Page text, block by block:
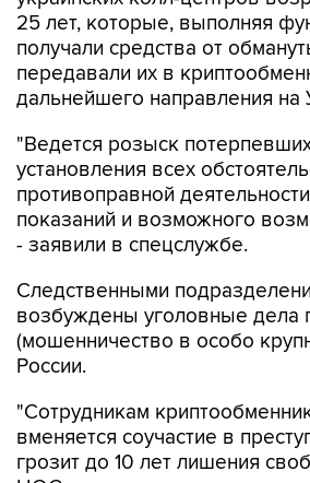
передавали их в
дальнейшего направления на
"Ведется розыск
противоправной
показаний и возможного
- заявили в спецслужбе.
Следственными
(мошенничество в особо
России.
"Сотрудникам
грозит до 10 лет лишения
ЦОС.